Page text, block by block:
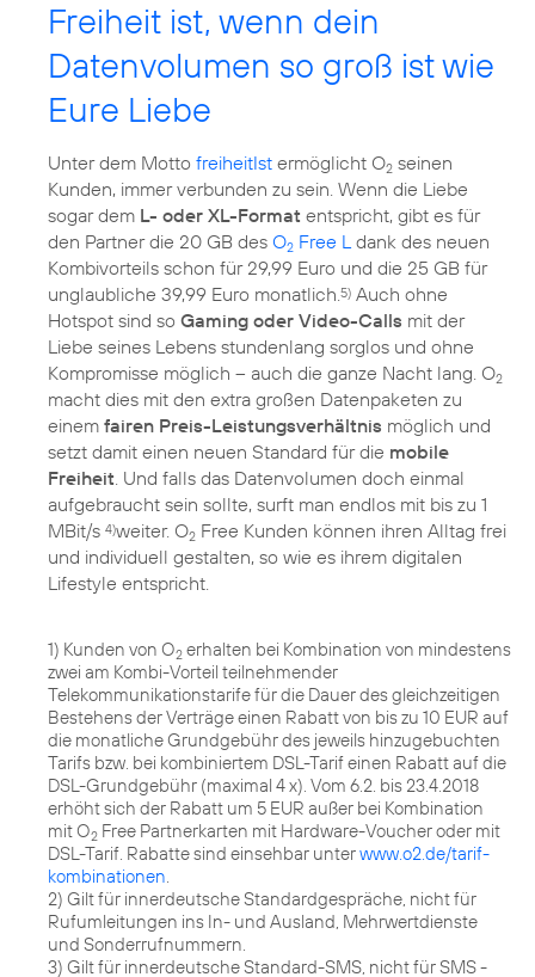
Freiheit ist, wenn dein
Datenvolumen so groß ist wie
Eure Liebe
Unter dem Motto freiheitIst ermöglicht O2 seinen
Kunden, immer verbunden zu sein. Wenn die Liebe
sogar dem L- oder XL-Format entspricht, gibt es für
den Partner die 20 GB des O2 Free L dank des neuen
Kombivorteils schon für 29,99 Euro und die 25 GB für
unglaubliche 39,99 Euro monatlich. 5) Auch ohne
Hotspot sind so Gaming oder Video-Calls mit der
Liebe seines Lebens stundenlang sorglos und ohne
Kompromisse möglich – auch die ganze Nacht lang. O2
macht dies mit den extra großen Datenpaketen zu
einem fairen Preis-Leistungsverhältnis möglich und
setzt damit einen neuen Standard für die mobile
Freiheit . Und falls das Datenvolumen doch einmal
aufgebraucht sein sollte, surft man endlos mit bis zu 1
MBit/s 4)weiter. O2 Free Kunden können ihren Alltag frei
und individuell gestalten, so wie es ihrem digitalen
Lifestyle entspricht.
1) Kunden von O2 erhalten bei Kombination von mindestens
zwei am Kombi-Vorteil teilnehmender
Telekommunikationstarife für die Dauer des gleichzeitigen
Bestehens der Verträge einen Rabatt von bis zu 10 EUR auf
die monatliche Grundgebühr des jeweils hinzugebuchten
Tarifs bzw. bei kombiniertem DSL-Tarif einen Rabatt auf die
DSL-Grundgebühr (maximal 4 x). Vom 6.2. bis 23.4.2018
erhöht sich der Rabatt um 5 EUR außer bei Kombination
mit O2 Free Partnerkarten mit Hardware-Voucher oder mit
DSL-Tarif. Rabatte sind einsehbar unterwww.o2.de/tarif-
kombinationen
2) Gilt für innerdeutsche Standardgespräche, nicht für
Rufumleitungen ins In- und Ausland, Mehrwertdienste
und Sonderrufnummern.
3) Gilt für innerdeutsche Standard-SMS, nicht für SMS -